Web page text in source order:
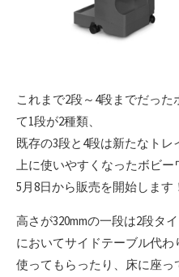
これまで2段～4段までだっ
て1段が2種類、
既存の3段と4段は新たなト
上に使いやすくなったボビー
5月8日から販売を開始します
高さが320mmの一段は2段タ
においてサイドテーブル代わ
使ってもらったり、床に座